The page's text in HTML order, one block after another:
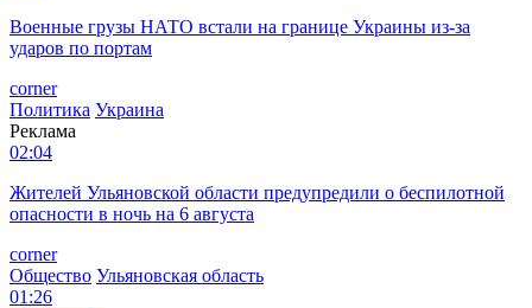
Военные грузы НАТО встали на границе Украины из-за
ударов по портам
corner
Политика Украина
Реклама
02:04
Жителей Ульяновской области предупредили о беспилотной
опасности в ночь на 6 августа
corner
Общество Ульяновская область
01:26